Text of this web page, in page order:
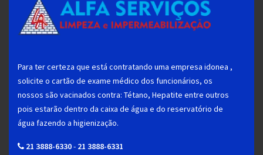
Para ter certeza que está contratando uma empresa idonea ,
solicite o cartão de exame médico dos funcionários, os
nossos são vacinados contra: Tétano, Hepatite entre outros
pois estarão dentro da caixa de água e do reservatório de
água fazendo a higienização.
21 3888-6330- 21 3888-6331